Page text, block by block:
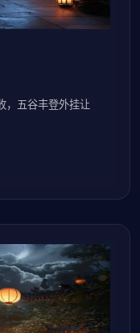
，五谷丰登外挂让